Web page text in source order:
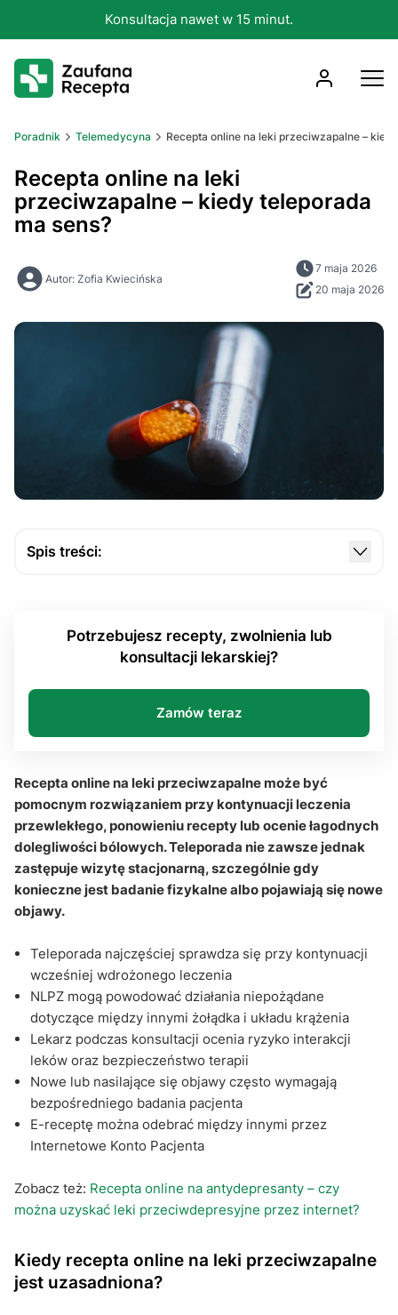
Konsultacja nawet w 15 minut.
Poradnik Telemedycyna Recepta online na leki przeciwzapalne –
Recepta online na leki
przeciwzapalne – kiedy teleporada
ma sens?
Autor: Zofia Kwiecińska
7 maja 2026
20 maja 2026
Spis treści:
Jakie leki przeciwzapalne są najczęściej
przepisywane online?
Dlaczego przy części objawów potrzebne jest
badanie fizykalne?
Kiedy NLPZ mogą powodować działania
niepożądane?
Q&A
Potrzebujesz recepty, zwolnienia lub
konsultacji lekarskiej?
Zamów teraz
Recepta online na leki przeciwzapalne może być
pomocnym rozwiązaniem przy kontynuacji leczenia
przewlekłego, ponowieniu recepty lub ocenie łagodnych
dolegliwości bólowych. Teleporada nie zawsze jednak
zastępuje wizytę stacjonarną, szczególnie gdy
konieczne jest badanie fizykalne albo pojawiają się nowe
objawy.
Teleporada najczęściej sprawdza się przy kontynuacji
wcześniej wdrożonego leczenia
NLPZ mogą powodować działania niepożądane
dotyczące między innymi żołądka i układu krążenia
Lekarz podczas konsultacji ocenia ryzyko interakcji
leków oraz bezpieczeństwo terapii
Nowe lub nasilające się objawy często wymagają
bezpośredniego badania pacjenta
E-receptę można odebrać między innymi przez
Internetowe Konto Pacjenta
Zobacz też: Recepta online na antydepresanty – czy
można uzyskać leki przeciwdepresyjne przez internet?
Kiedy recepta online na leki przeciwzapalne
jest uzasadniona?